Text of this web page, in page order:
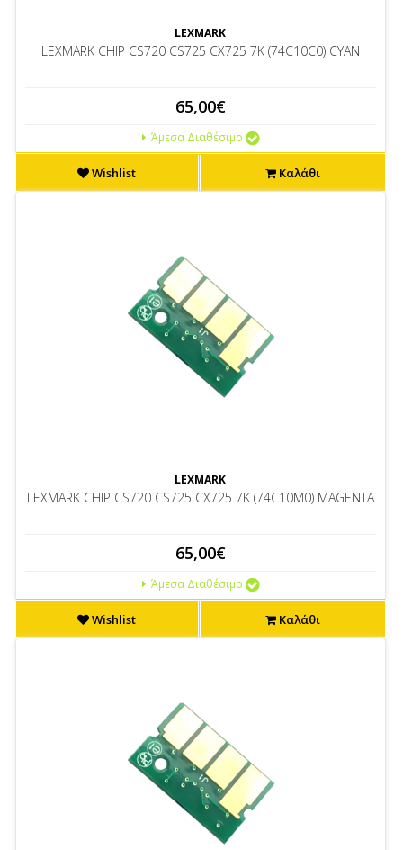
LEXMARK
LEXMARK CHIP CS720 CS725 CX725 7K (74C10C0) CYAN
65,00€
Άμεσα Διαθέσιμο
Wishlist Καλάθι
LEXMARK
LEXMARK CHIP CS720 CS725 CX725 7K (74C10M0) MAGENTA
65,00€
Άμεσα Διαθέσιμο
Wishlist Καλάθι